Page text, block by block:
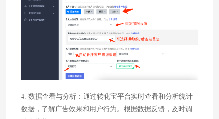
4. 数据查看与分析：通过转化宝平台实时查看和分析统计
数据，了解广告效果和用户行为。根据数据反馈，及时调